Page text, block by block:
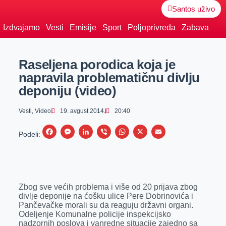
Santos uživo
Izdvajamo Vesti Emisije Sport Poljoprivreda Zabava
Raseljena porodica koja je
napravila problematičnu divlju
deponiju (video)
Vesti, Video 19. avgust 2014. 20:40
Podeli:
F
b
o
o
M
e
n
g
L
e
d
I
V
r
W
s
A
p
X
E
l
Zbog sve većih problema i više od 20 prijava zbog
divlje deponije na ćošku ulice Pere Dobrinovića i
Pančevačke morali su da reaguju državni organi.
Odeljenje Komunalne policije inspekcijsko
nadzornih poslova i vanredne situacije zajedno sa